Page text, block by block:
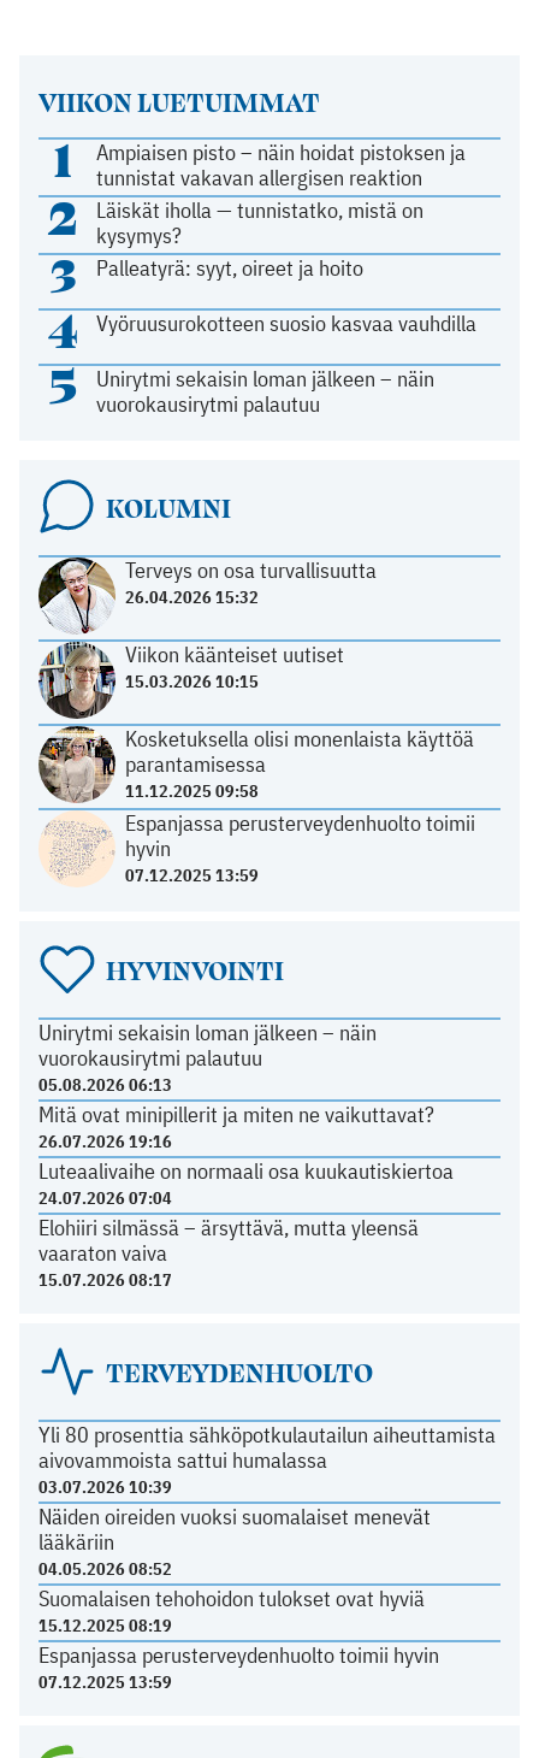
VIIKON LUETUIMMAT
1
Ampiaisen pisto – näin hoidat pistoksen ja
tunnistat vakavan allergisen reaktion
2
Läiskät iholla — tunnistatko, mistä on
kysymys?
3 Palleatyrä: syyt, oireet ja hoito
4 Vyöruusurokotteen suosio kasvaa vauhdilla
5
Unirytmi sekaisin loman jälkeen – näin
vuorokausirytmi palautuu
KOLUMNI
Terveys on osa turvallisuutta
26.04.2026 15:32
Viikon käänteiset uutiset
15.03.2026 10:15
Kosketuksella olisi monenlaista käyttöä
parantamisessa
11.12.2025 09:58
Espanjassa perusterveydenhuolto toimii
hyvin
07.12.2025 13:59
HYVINVOINTI
Unirytmi sekaisin loman jälkeen – näin
vuorokausirytmi palautuu
05.08.2026 06:13
Mitä ovat minipillerit ja miten ne vaikuttavat?
26.07.2026 19:16
Luteaalivaihe on normaali osa kuukautiskiertoa
24.07.2026 07:04
Elohiiri silmässä – ärsyttävä, mutta yleensä
vaaraton vaiva
15.07.2026 08:17
TERVEYDENHUOLTO
Yli 80 prosenttia sähköpotkulautailun aiheuttamista
aivovammoista sattui humalassa
03.07.2026 10:39
Näiden oireiden vuoksi suomalaiset menevät
lääkäriin
04.05.2026 08:52
Suomalaisen tehohoidon tulokset ovat hyviä
15.12.2025 08:19
Espanjassa perusterveydenhuolto toimii hyvin
07.12.2025 13:59